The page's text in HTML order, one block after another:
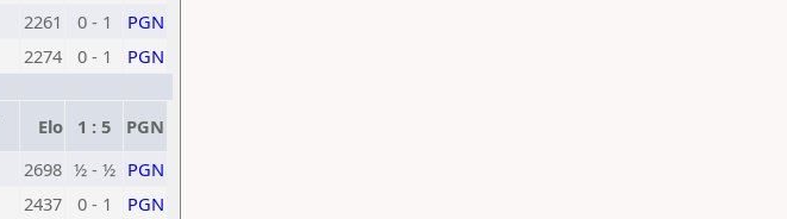
2261 0 - 1
PGN
2274 0 - 1
PGN
Elo 1 : 5
PGN
2698 ½ - ½ PGN
2437 0 - 1 PGN